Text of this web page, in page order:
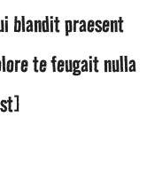
blandit praesent
te feugait nulla